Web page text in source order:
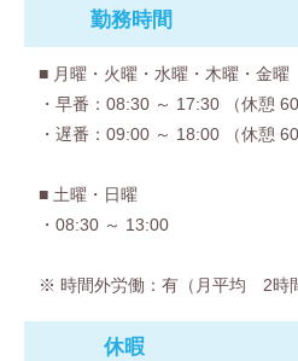
勤務時間
■ 月曜・火曜・水曜・木曜・金曜
・早番：08:30 ～ 17:30 （休憩 60
・遅番：09:00 ～ 18:00 （休憩 60
■ 土曜・日曜
・08:30 ～ 13:00
※ 時間外労働：有（月平均 2時
休暇